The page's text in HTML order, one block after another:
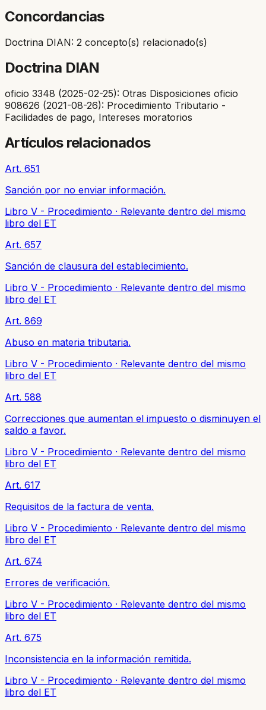
Concordancias
Doctrina DIAN: 2 concepto(s) relacionado(s)
Doctrina DIAN
oficio 3348 (2025-02-25): Otras Disposiciones oficio
908626 (2021-08-26): Procedimiento Tributario -
Facilidades de pago, Intereses moratorios
Artículos relacionados
Art. 651
Sanción por no enviar información.
Libro V - Procedimiento · Relevante dentro del mismo
libro del ET
Art. 657
Sanción de clausura del establecimiento.
Libro V - Procedimiento · Relevante dentro del mismo
libro del ET
Art. 869
Abuso en materia tributaria.
Libro V - Procedimiento · Relevante dentro del mismo
libro del ET
Art. 588
Correcciones que aumentan el impuesto o disminuyen el
saldo a favor.
Libro V - Procedimiento · Relevante dentro del mismo
libro del ET
Art. 617
Requisitos de la factura de venta.
Libro V - Procedimiento · Relevante dentro del mismo
libro del ET
Art. 674
Errores de verificación.
Libro V - Procedimiento · Relevante dentro del mismo
libro del ET
Art. 675
Inconsistencia en la información remitida.
Libro V - Procedimiento · Relevante dentro del mismo
libro del ET